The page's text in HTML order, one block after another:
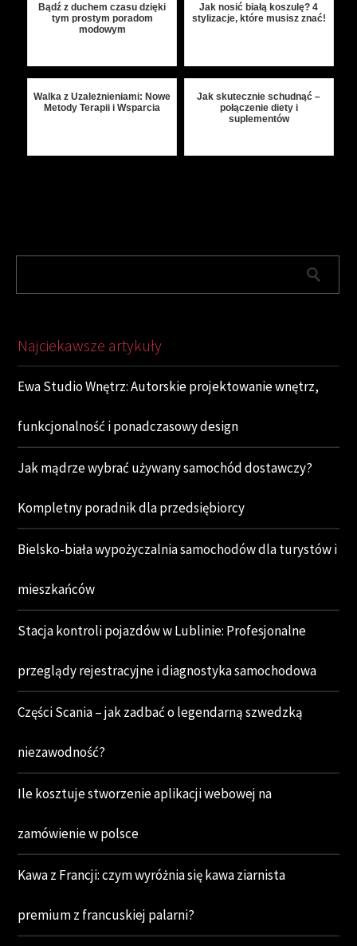
Bądź z duchem czasu dzięki
tym prostym poradom
modowym
Jak nosić białą koszulę? 4
stylizacje, które musisz znać!
Walka z Uzależnieniami: Nowe
Metody Terapii i Wsparcia
Jak skutecznie schudnąć –
połączenie diety i
suplementów
Najciekawsze artykuły
Ewa Studio Wnętrz: Autorskie projektowanie wnętrz,
funkcjonalność i ponadczasowy design
Jak mądrze wybrać używany samochód dostawczy?
Kompletny poradnik dla przedsiębiorcy
Bielsko-biała wypożyczalnia samochodów dla turystów i
mieszkańców
Stacja kontroli pojazdów w Lublinie: Profesjonalne
przeglądy rejestracyjne i diagnostyka samochodowa
Części Scania – jak zadbać o legendarną szwedzką
niezawodność?
Ile kosztuje stworzenie aplikacji webowej na
zamówienie w polsce
Kawa z Francji: czym wyróżnia się kawa ziarnista
premium z francuskiej palarni?